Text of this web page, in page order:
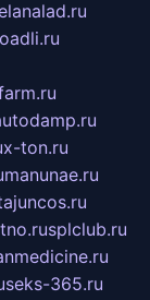
x-ton.ru
manunae.ru
splclub.ru
seks-365.ru